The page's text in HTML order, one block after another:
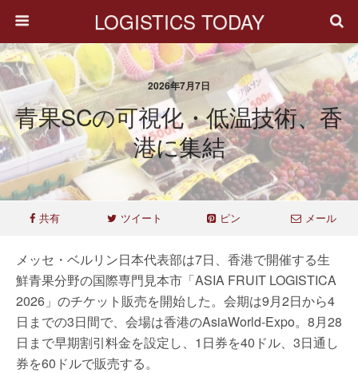
LOGISTICS TODAY
2026年7月7日
青果SCの可視化・低温技術、香
港に集結
共有 ツイート ピン メール
メッセ・ベルリン日本代表部は7日、香港で開催する生
鮮青果分野の国際専門見本市「ASIA FRUIT LOGISTICA
2026」のチケット販売を開始した。会期は9月2日から4
日までの3日間で、会場は香港のAsiaWorld-Expo。8月28
日まで早期割引料金を設定し、1日券を40ドル、3日通し
券を60ドルで販売する。